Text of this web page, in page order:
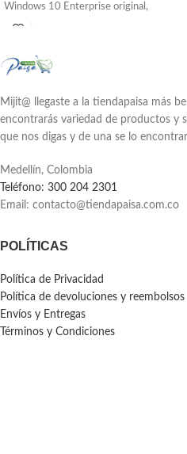
Windows 10 Enterprise original,
sistema operativo diseñado para
y avanzados, ofrece características y
capacidades de vanguardia.
instrucciones.
Mijit@ llegaste a la tiendapaisa más
encontrarás variedad de productos y
que nos digas y de una se lo
Medellín, Colombia
Teléfono: 300 204 2301
Email: contacto@tiendapaisa.com.co
POLÍTICAS
Política de Privacidad
Política de devoluciones y reembolsos
Envíos y Entregas
Términos y Condiciones